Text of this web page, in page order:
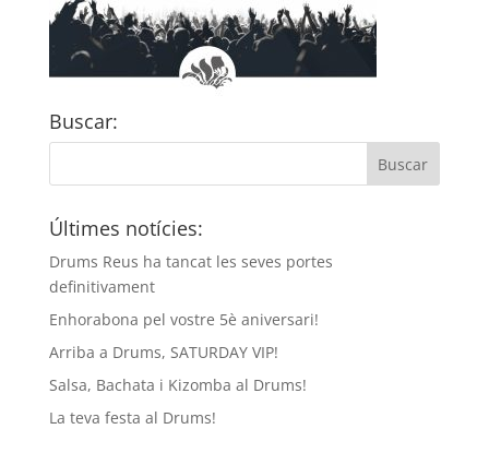
Buscar:
Últimes notícies:
Drums Reus ha tancat les seves portes
definitivament
Enhorabona pel vostre 5è aniversari!
Arriba a Drums, SATURDAY VIP!
Salsa, Bachata i Kizomba al Drums!
La teva festa al Drums!